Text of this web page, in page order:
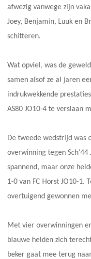
afwezig vanwege zijn
Joey, Benjamin, Luuk en
schitteren.
Wat opviel, was de
samen alsof ze al jaren
indrukwekkende
AS80 JO10-4 te verslaan
De tweede wedstrijd was
overwinning tegen
spannend, maar onze
1-0 van FC Horst JO10-1.
overtuigend gewonnen
Met vier overwinningen
blauwe helden zich
beker gaat mee terug